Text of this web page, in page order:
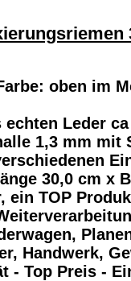
oben im
echten Leder
1,3 mm mit
30,0 cm x
ein TOP
Handwerk,
- Top Preis -